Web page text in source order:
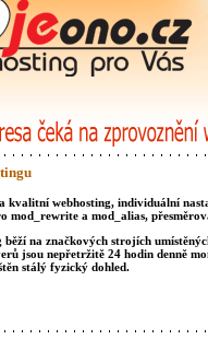
kvalitní webhosting, individuální
mod_rewrite a mod_alias,
běží na značkových strojích
jsou nepřetržitě 24 hodin denně
stálý fyzický dohled.